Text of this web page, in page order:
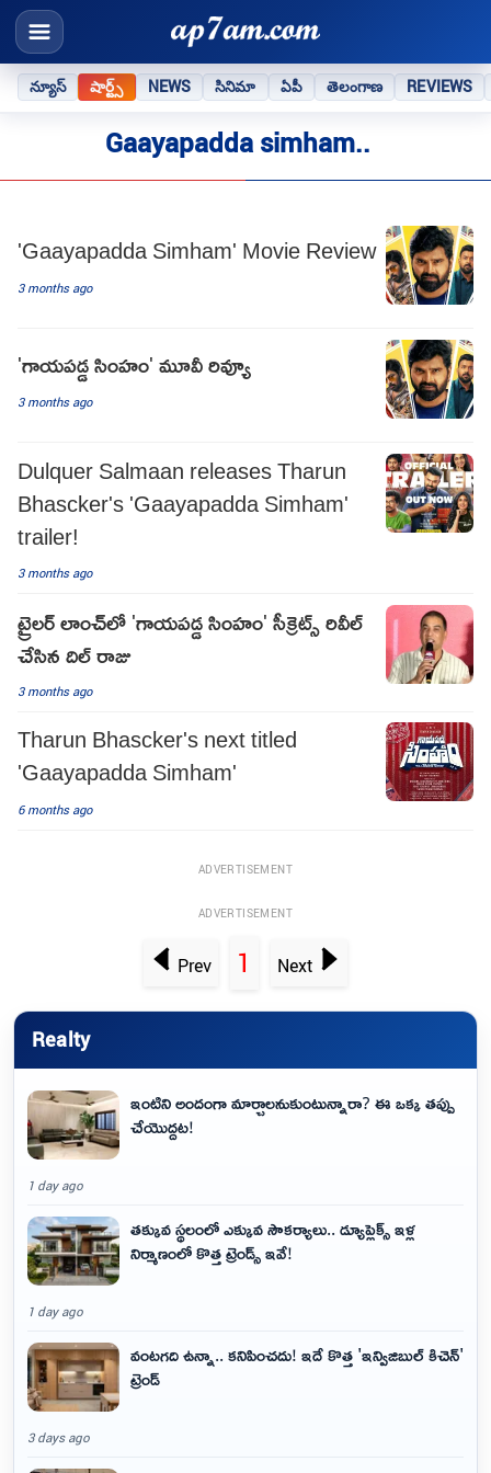
న్యూస్ షార్ట్స్ NEWS సినిమా ఏపీ తెలంగాణ REVIEWS
Gaayapadda simham..
'Gaayapadda Simham' Movie Review
3 months ago
'గాయపడ్డ సింహం' మూవీ రివ్యూ
3 months ago
Dulquer Salmaan releases Tharun
Bhascker's 'Gaayapadda Simham'
trailer!
3 months ago
ట్రైలర్ లాంచ్‌లో 'గాయపడ్డ సింహం' సీక్రెట్స్ రివీల్
చేసిన దిల్ రాజు
3 months ago
Tharun Bhascker's next titled
'Gaayapadda Simham'
6 months ago
ADVERTISEMENT
ADVERTISEMENT
Prev 1 Next
Realty
ఇంటిని అందంగా మార్చాలనుకుంటున్నారా? ఈ ఒక్క తప్పు
చేయొద్దట!
1 day ago
తక్కువ స్థలంలో ఎక్కువ సౌకర్యాలు.. డ్యూప్లెక్స్ ఇళ్ల
నిర్మాణంలో కొత్త ట్రెండ్స్ ఇవే!
1 day ago
వంటగది ఉన్నా.. కనిపించదు! ఇదే కొత్త 'ఇన్విజిబుల్ కిచెన్'
ట్రెండ్
3 days ago